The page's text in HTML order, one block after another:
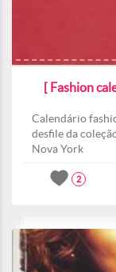
[ Fashion
Calendário
desfile da
Nova York
2